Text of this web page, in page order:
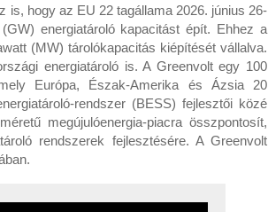
is, hogy az EU 22 tagállama 2026. június 26-
energiatároló kapacitást épít. Ehhez a
(MW) tárolókapacitás kiépítését vállalva.
energiatároló is. A Greenvolt egy 100
Európa, Észak-Amerika és Ázsia 20
rendszer (BESS) fejlesztői közé
megújulóenergia-piacra összpontosít,
rendszerek fejlesztésére. A Greenvolt